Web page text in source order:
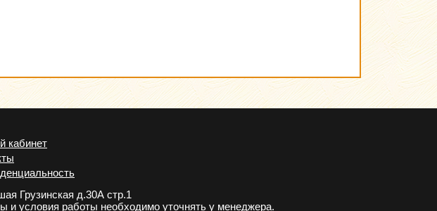
кабинет
Грузинская д.30А стр.1
и условия работы необходимо уточнять у менеджера.